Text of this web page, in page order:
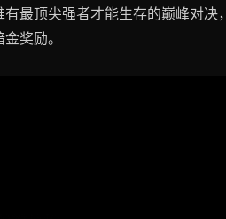
最顶尖强者才能生存的巅峰对决
奖励。